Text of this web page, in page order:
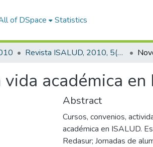
of DSpace Statistics
Revista ISALUD, 2010, 5(25)
académica en
Abstract
Cursos, convenios,
académica en ISALUD.
Redasur; Jornadas de